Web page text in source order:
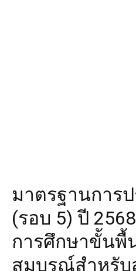
มาตรฐานการ
(รอบ 5) ปี
การศึกษาขั้นพื้
สมบูรณ์สำหรับ